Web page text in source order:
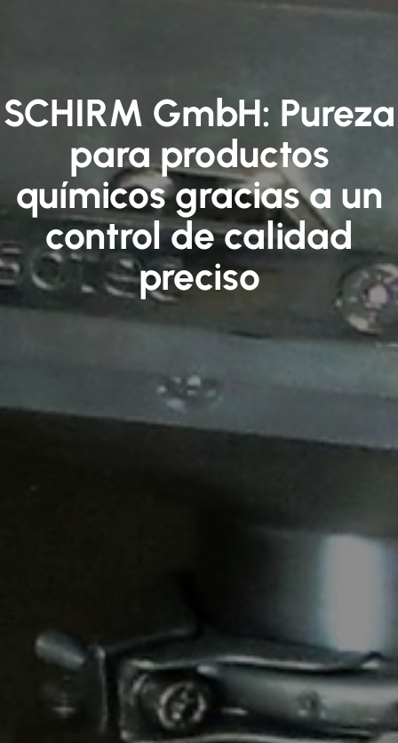
SCHIRM GmbH: Pureza
para productos
químicos gracias a un
control de calidad
preciso